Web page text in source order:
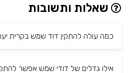
שאלות ותשובות
כמה עולה להתקין דוד שמש בקרית
אילו גדלים של דודי שמש אפשר